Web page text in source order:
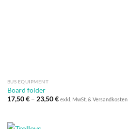
BUS EQUIPMENT
Board folder
17,50€– 23,50€ exkl. MwSt. & Versandkosten